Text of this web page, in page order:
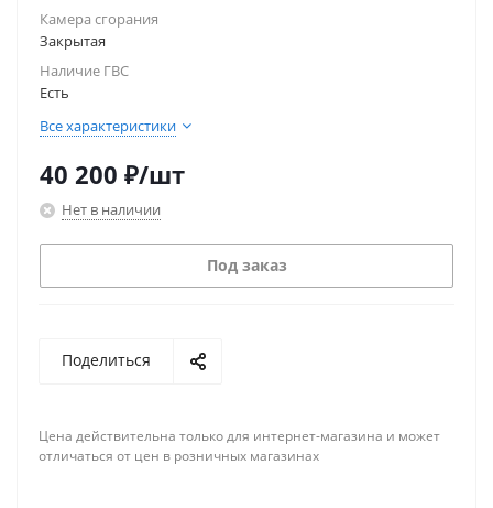
Камера сгорания
Закрытая
Наличие ГВС
Есть
Все характеристики
40 200 ₽/шт
Нет в наличии
Под заказ
Поделиться
Цена действительна только для интернет-магазина и может
отличаться от цен в розничных магазинах